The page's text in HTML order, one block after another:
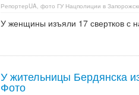
РепортерUA, фото ГУ Нацполиции в
У женщины изъяли 17 свертков с
У жительницы Бердянска
Фото